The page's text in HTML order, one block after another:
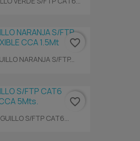
NARANJA S/FTP...
favorite_border
S/FTP CAT6...
favorite_border